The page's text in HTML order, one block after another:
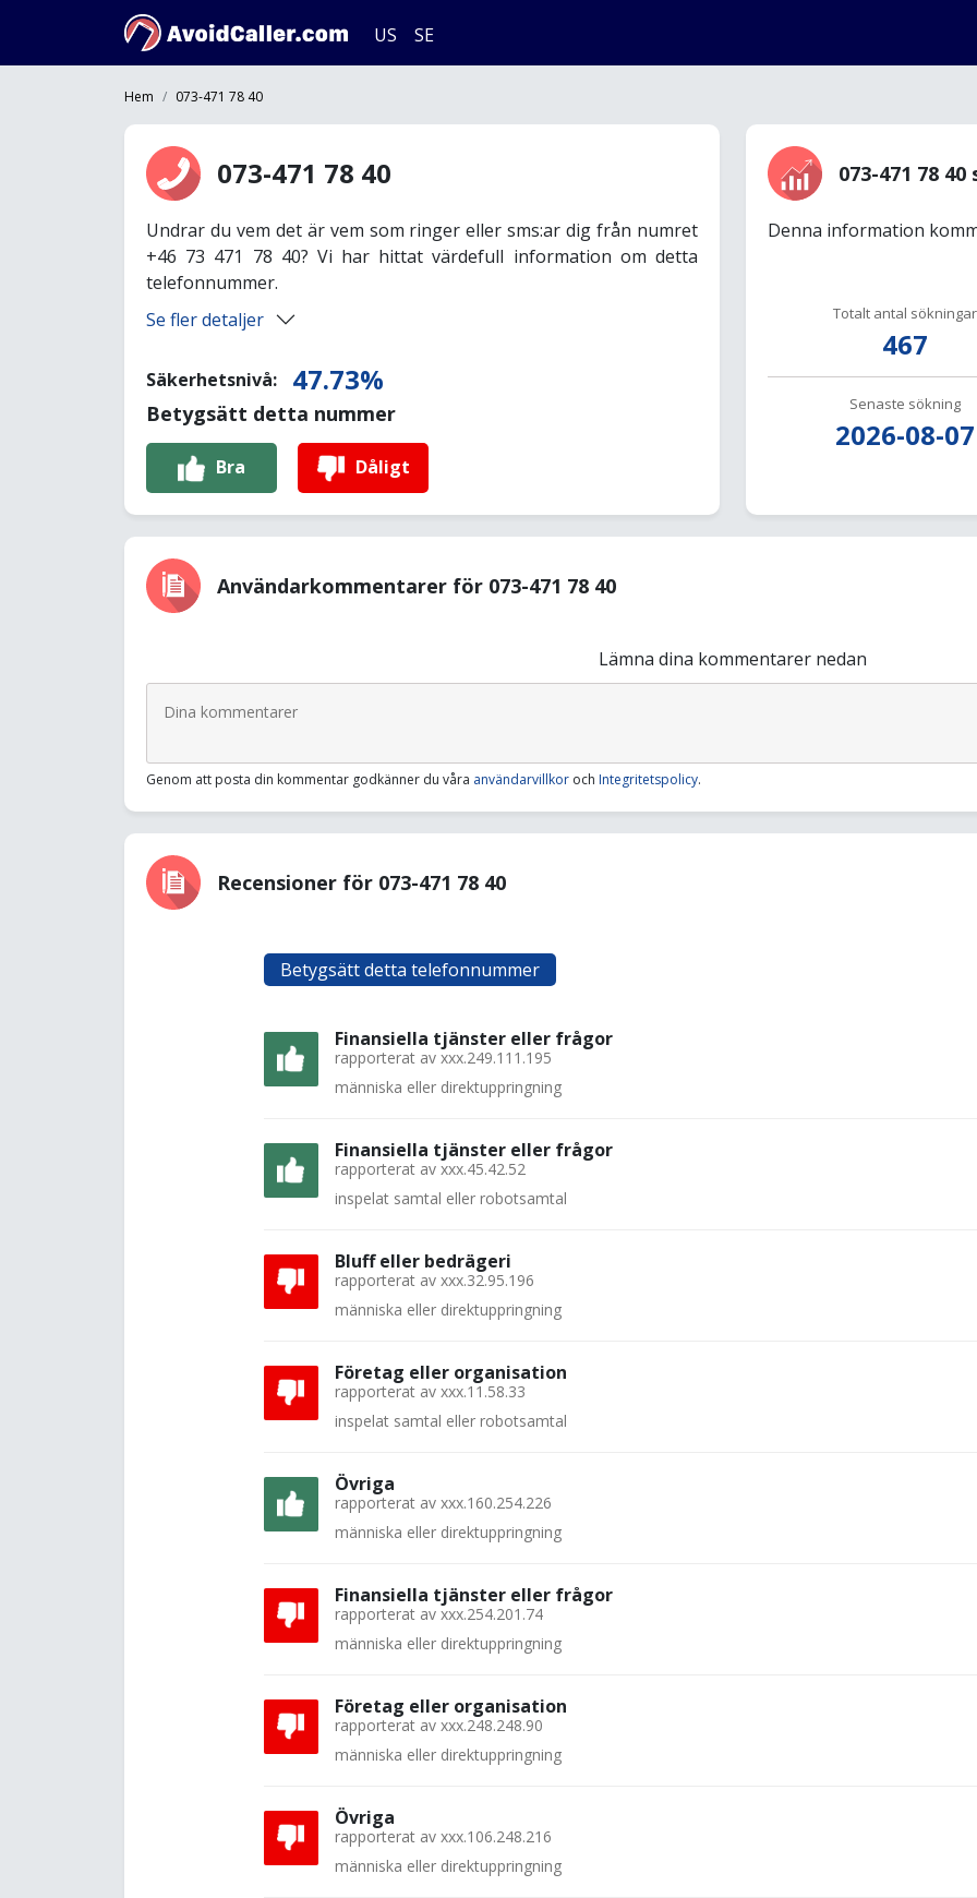
US SE
Hem 073-471 78 40
073-471 78 40
Undrar du vem det är vem som ringer eller sms:ar dig från numret
+46 73 471 78 40? Vi har hittat värdefull information om detta
telefonnummer.
Se fler detaljer
Säkerhetsnivå: 47.73%
Betygsätt detta nummer
Bra Dåligt
073-471 78
Denna information
Totalt antal sökningar
467
Senaste sökning
2026-08-07
Användarkommentarer för 073-471 78 40
Lämna dina kommentarer nedan
Genom att posta din kommentar godkänner du våra användarvillkor och Integritetspolicy.
Recensioner för 073-471 78 40
Betygsätt detta telefonnummer
Finansiella tjänster eller frågor
rapporterat av xxx.249.111.195
människa eller direktuppringning
Finansiella tjänster eller frågor
rapporterat av xxx.45.42.52
inspelat samtal eller robotsamtal
Bluff eller bedrägeri
rapporterat av xxx.32.95.196
människa eller direktuppringning
Företag eller organisation
rapporterat av xxx.11.58.33
inspelat samtal eller robotsamtal
Övriga
rapporterat av xxx.160.254.226
människa eller direktuppringning
Finansiella tjänster eller frågor
rapporterat av xxx.254.201.74
människa eller direktuppringning
Företag eller organisation
rapporterat av xxx.248.248.90
människa eller direktuppringning
Övriga
rapporterat av xxx.106.248.216
människa eller direktuppringning